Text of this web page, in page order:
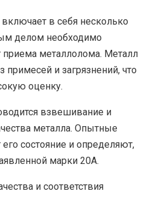
в себя несколько
делом необходимо
приема металлолома. Металл
и загрязнений, что
оценку.
взвешивание и
металла. Опытные
состояние и определяют,
марки 20A.
и соответствия